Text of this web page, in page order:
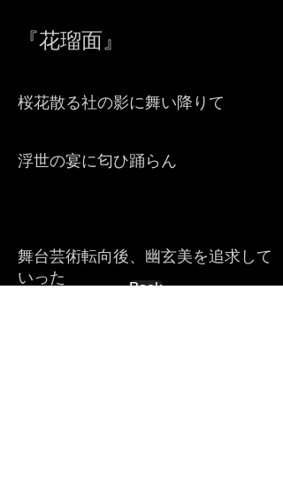
『花瑠面』
桜花散る社の影に舞い降りて
浮世の宴に匂ひ踊らん
舞台芸術転向後、幽玄美を追求して
いった
Back